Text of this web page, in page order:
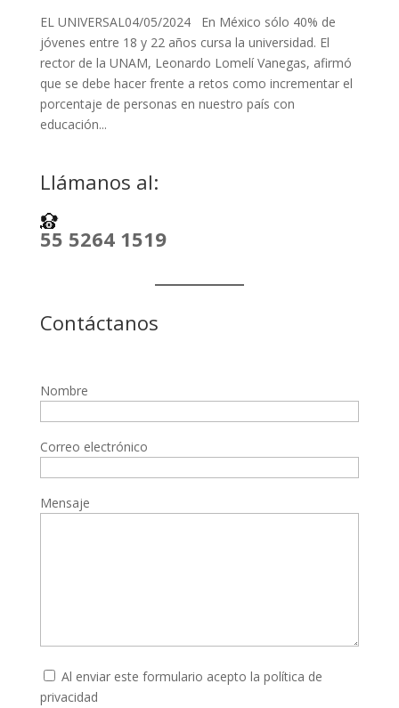
EL UNIVERSAL04/05/2024 En México sólo 40% de
jóvenes entre 18 y 22 años cursa la universidad. El
rector de la UNAM, Leonardo Lomelí Vanegas, afirmó
que se debe hacer frente a retos como incrementar el
porcentaje de personas en nuestro país con
educación...
Llámanos al:
55 5264 1519
Contáctanos
Nombre
Correo electrónico
Mensaje
Al enviar este formulario acepto la política de
privacidad